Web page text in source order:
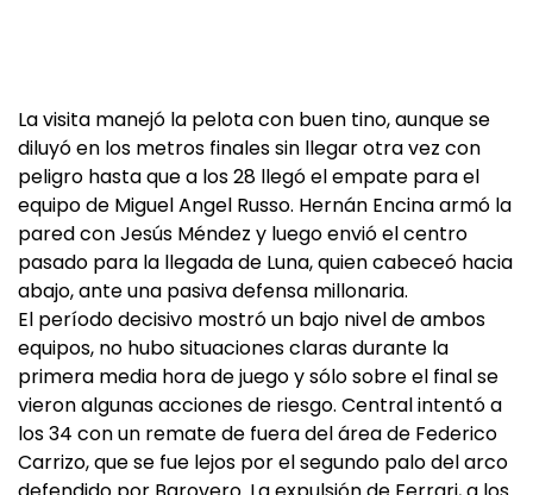
La visita manejó la pelota con buen tino, aunque se
diluyó en los metros finales sin llegar otra vez con
peligro hasta que a los 28 llegó el empate para el
equipo de Miguel Angel Russo. Hernán Encina armó la
pared con Jesús Méndez y luego envió el centro
pasado para la llegada de Luna, quien cabeceó hacia
abajo, ante una pasiva defensa millonaria.
El período decisivo mostró un bajo nivel de ambos
equipos, no hubo situaciones claras durante la
primera media hora de juego y sólo sobre el final se
vieron algunas acciones de riesgo. Central intentó a
los 34 con un remate de fuera del área de Federico
Carrizo, que se fue lejos por el segundo palo del arco